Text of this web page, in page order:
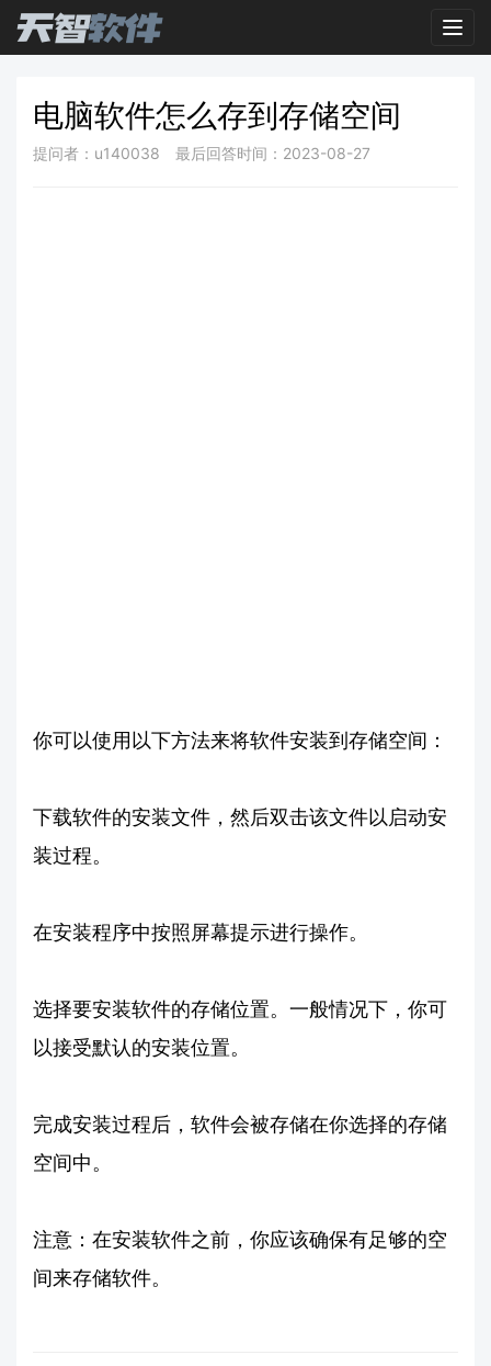
电脑软件怎么存到存储空间
提问者：u140038 最后回答时间：2023-08-27
你可以使用以下方法来将软件安装到存储空间：
下载软件的安装文件，然后双击该文件以启动安
装过程。
在安装程序中按照屏幕提示进行操作。
选择要安装软件的存储位置。一般情况下，你可
以接受默认的安装位置。
完成安装过程后，软件会被存储在你选择的存储
空间中。
注意：在安装软件之前，你应该确保有足够的空
间来存储软件。